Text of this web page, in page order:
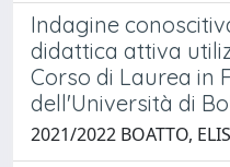
Indagine
didattica attiva
Corso di Laurea in
dell'Università di
2021/2022 BOATTO,